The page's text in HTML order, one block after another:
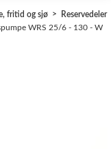
fritid og sjø
Reservedeler
WRS 25/6 - 130 - W